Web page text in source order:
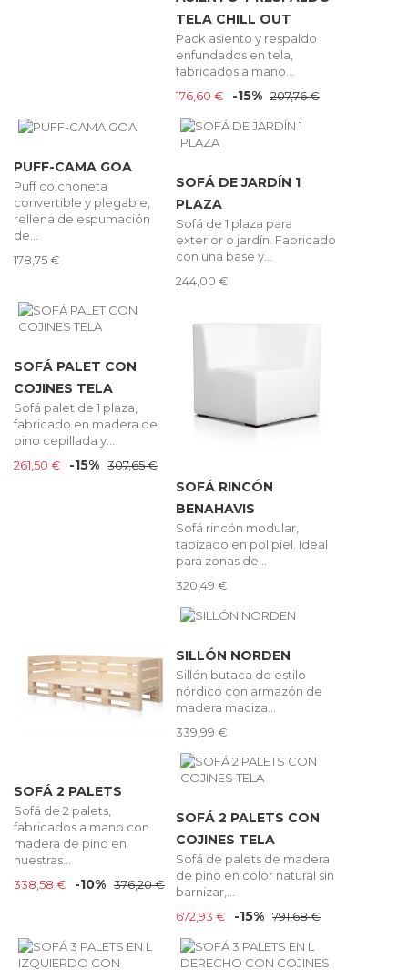
TELA CHILL OUT
Pack asiento y respaldo
enfundados en tela,
fabricados a mano...
176,60 €
-15% 207,76 €
PUFF-CAMA GOA
Puff colchoneta
convertible y plegable,
rellena de espumación
de...
178,75 €
SOFÁ DE JARDÍN 1
PLAZA
Sofá de 1 plaza para
exterior o jardín. Fabricado
con una base y...
244,00 €
SOFÁ PALET CON
COJINES TELA
Sofá palet de 1 plaza,
fabricado en madera de
pino cepillada y...
261,50 €
-15% 307,65 €
SOFÁ RINCÓN
BENAHAVIS
Sofá rincón modular,
tapizado en polipiel. Ideal
para zonas de...
320,49 €
SOFÁ 2 PALETS
Sofá de 2 palets,
fabricados a mano con
madera de pino en
nuestras...
338,58 €
-10% 376,20 €
SILLÓN NORDEN
Sillón butaca de estilo
nórdico con armazón de
madera maciza...
339,99 €
SOFÁ 2 PALETS CON
COJINES TELA
Sofá de palets de madera
de pino en color natural sin
barnizar,...
672,93 €
-15% 791,68 €